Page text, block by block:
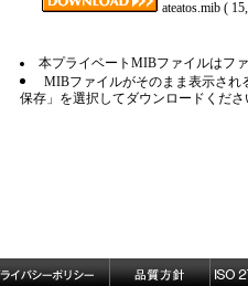
ateatos.mib (
本プライベートMIBファイルはフ
MIBファイルがそのまま表示され
保存」を選択してダウンロードくださ